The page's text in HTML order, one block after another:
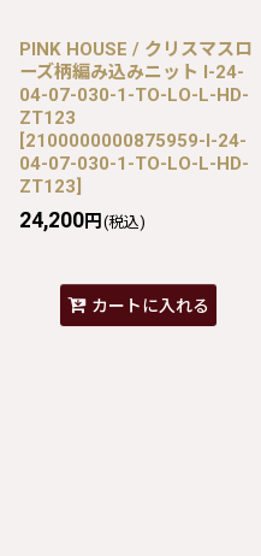
PINK HOUSE / クリスマスロ
ーズ柄編み込みニット I-24-
04-07-030-1-TO-LO-L-HD-
ZT123
[2100000000875959-I-24-
04-07-030-1-TO-LO-L-HD-
ZT123]
24,200円 (税込)
カートに入れる